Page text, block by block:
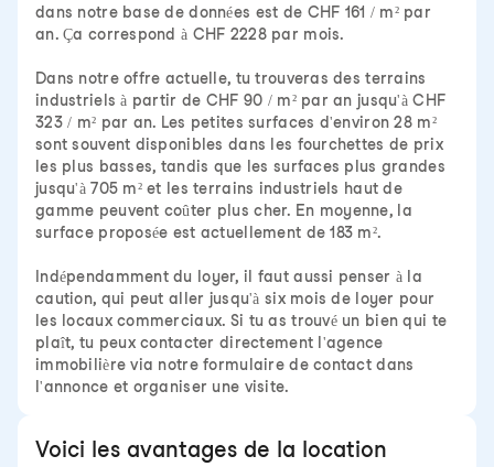
dans notre base de données est de CHF 161 / m² par
an. Ça correspond à CHF 2228 par mois.
Dans notre offre actuelle, tu trouveras des terrains
industriels à partir de CHF 90 / m² par an jusqu'à CHF
323 / m² par an. Les petites surfaces d'environ 28 m²
sont souvent disponibles dans les fourchettes de prix
les plus basses, tandis que les surfaces plus grandes
jusqu'à 705 m² et les terrains industriels haut de
gamme peuvent coûter plus cher. En moyenne, la
surface proposée est actuellement de 183 m².
Indépendamment du loyer, il faut aussi penser à la
caution, qui peut aller jusqu'à six mois de loyer pour
les locaux commerciaux. Si tu as trouvé un bien qui te
plaît, tu peux contacter directement l'agence
immobilière via notre formulaire de contact dans
l'annonce et organiser une visite.
Voici les avantages de la location